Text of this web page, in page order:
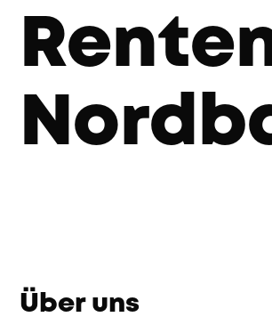
Über uns